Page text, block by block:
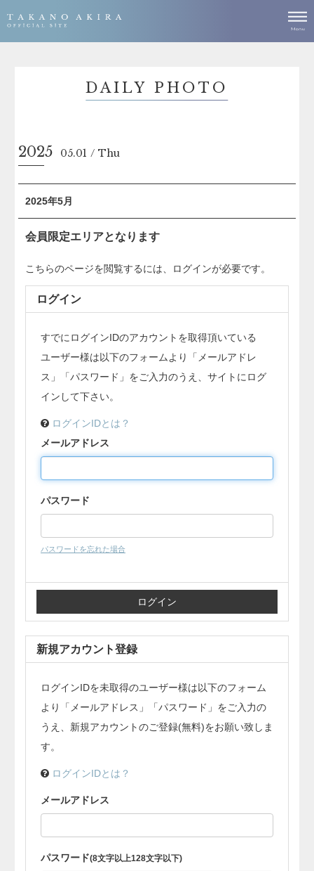
DAILY PHOTO
2025 05.01 Thu
2025年5月
会員限定エリアとなります
こちらのページを閲覧するには、ログインが必要です。
ログイン
すでにログインIDのアカウントを取得頂いている
ユーザー様は以下のフォームより「メールアドレ
ス」「パスワード」をご入力のうえ、サイトにログ
インして下さい。
ログインIDとは？
メールアドレス
パスワード
パスワードを忘れた場合
新規アカウント登録
ログインIDを未取得のユーザー様は以下のフォーム
より「メールアドレス」「パスワード」をご入力の
うえ、新規アカウントのご登録(無料)をお願い致しま
す。
ログインIDとは？
メールアドレス
パスワード(8文字以上128文字以下)